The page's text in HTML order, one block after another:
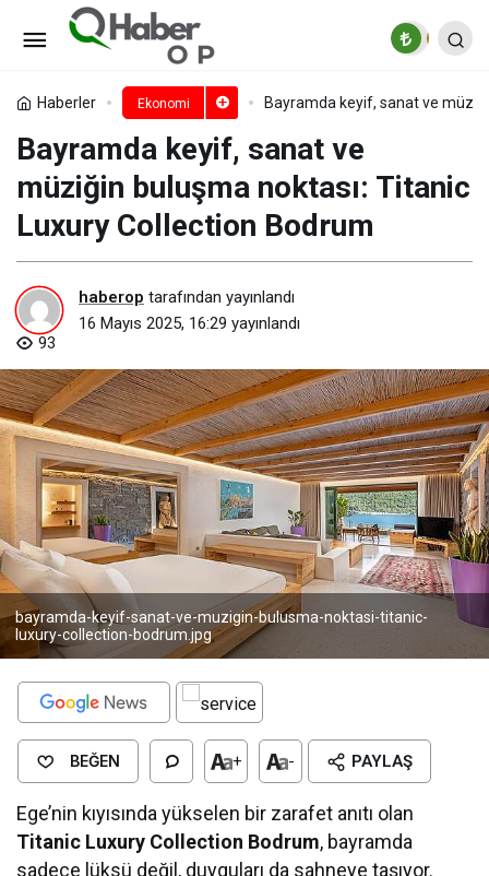
Haberler Ekonomi Bayramda keyif, sanat ve
Bayramda keyif, sanat ve
müziğin buluşma noktası: Titanic
Luxury Collection Bodrum
haberop tarafından yayınlandı
16 Mayıs 2025, 16:29 yayınlandı
93
bayramda-keyif-sanat-ve-muzigin-bulusma-noktasi-titanic-
luxury-collection-bodrum.jpg
BEĞEN + - PAYLAŞ
Ege’nin kıyısında yükselen bir zarafet anıtı olan
Titanic Luxury Collection Bodrum, bayramda
sadece lüksü değil, duyguları da sahneye taşıyor.
Türkiye’nin su ürünleri ihracatı 5
yılda yüzde 100 arttı
Yorum Yap